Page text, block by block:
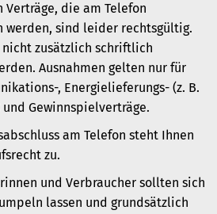
Verträge, die am Telefon
werden, sind leider rechtsgültig.
nicht zusätzlich schriftlich
Ausnahmen gelten nur für
, Energielieferungs- (z. B.
und Gewinnspielverträge.
am Telefon steht Ihnen
zu.
und Verbraucher sollten sich
lassen und grundsätzlich